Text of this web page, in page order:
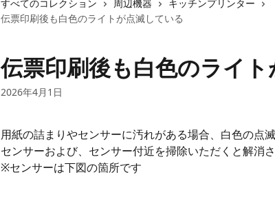
すべてのコレクション 周辺機器
キッチンプリンター
伝票印刷後も白色のライトが点滅している
伝票印刷後も白色のライ
2026年4月1日
用紙の詰まりやセンサーに汚れがある場合、白色の点
センサーおよび、センサー付近を掃除いただくと解消さ
※センサーは下図の箇所です